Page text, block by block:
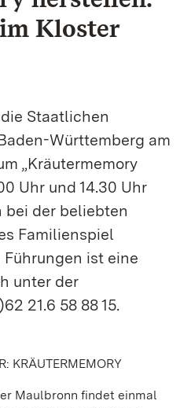
Kloster
Staatlichen
Württemberg am
„Kräutermemory
Uhr und 14.30 Uhr
bei der beliebten
Familienspiel
ist eine
unter der
21.6 58 88 15.
KRÄUTERMEMORY
Maulbronn findet einmal